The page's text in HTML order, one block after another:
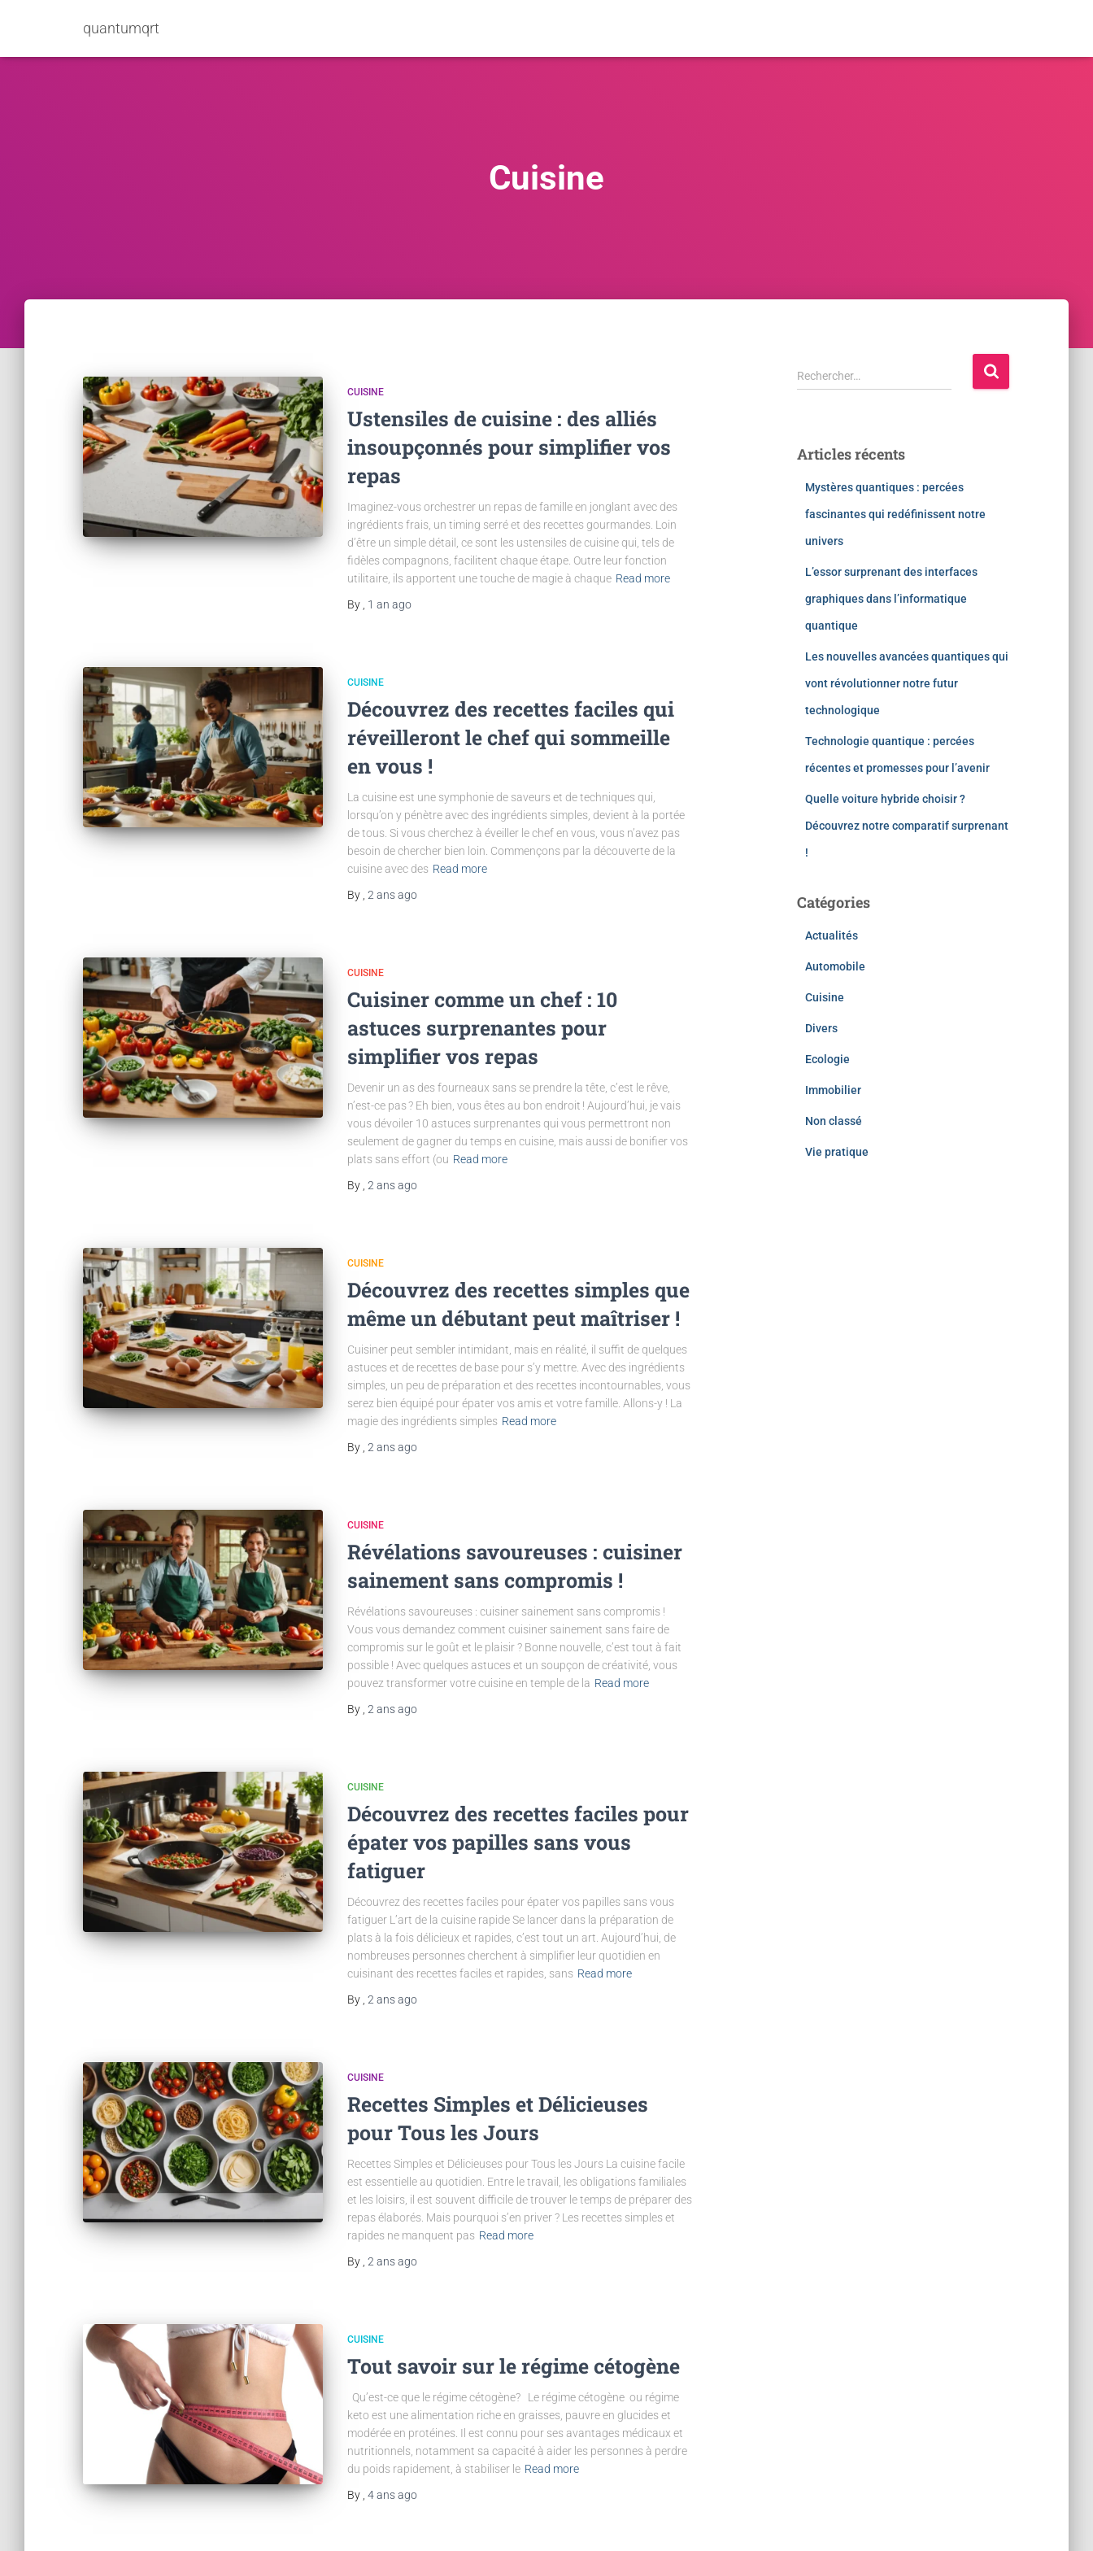
quantumqrt
Cuisine
CUISINE
Ustensiles de cuisine : des alliés
insoupçonnés pour simplifier vos
repas
Imaginez-vous orchestrer un repas de famille en jonglant avec des
ingrédients frais, un timing serré et des recettes gourmandes. Loin
d’être un simple détail, ce sont les ustensiles de cuisine qui, tels de
fidèles compagnons, facilitent chaque étape. Outre leur fonction
utilitaire, ils apportent une touche de magie à chaque Read more
By
1 an ago
CUISINE
Découvrez des recettes faciles qui
réveilleront le chef qui sommeille
en vous !
La cuisine est une symphonie de saveurs et de techniques qui,
lorsqu’on y pénètre avec des ingrédients simples, devient à la portée
de tous. Si vous cherchez à éveiller le chef en vous, vous n’avez pas
besoin de chercher bien loin. Commençons par la découverte de la
cuisine avec des Read more
By 2 ansago
CUISINE
Cuisiner comme un chef : 10
astuces surprenantes pour
simplifier vos repas
Devenir un as des fourneaux sans se prendre la tête, c’est le rêve,
n’est-ce pas ? Eh bien, vous êtes au bon endroit ! Aujourd’hui, je vais
vous dévoiler 10 astuces surprenantes qui vous permettront non
seulement de gagner du temps en cuisine, mais aussi de bonifier vos
plats sans effort (ou Read more
By 2 ansago
CUISINE
Découvrez des recettes simples que
même un débutant peut maîtriser !
Cuisiner peut sembler intimidant, mais en réalité, il suffit de quelques
astuces et de recettes de base pour s’y mettre. Avec des ingrédients
simples, un peu de préparation et des recettes incontournables, vous
serez bien équipé pour épater vos amis et votre famille. Allons-y ! La
magie des ingrédients simples Read more
By 2 ansago
CUISINE
Révélations savoureuses : cuisiner
sainement sans compromis !
Révélations savoureuses : cuisiner sainement sans compromis !
Vous vous demandez comment cuisiner sainement sans faire de
compromis sur le goût et le plaisir ? Bonne nouvelle, c’est tout à fait
possible ! Avec quelques astuces et un soupçon de créativité, vous
pouvez transformer votre cuisine en temple de la Read more
By 2 ansago
CUISINE
Découvrez des recettes faciles pour
épater vos papilles sans vous
fatiguer
Découvrez des recettes faciles pour épater vos papilles sans vous
fatiguer L’art de la cuisine rapide Se lancer dans la préparation de
plats à la fois délicieux et rapides, c’est tout un art. Aujourd’hui, de
nombreuses personnes cherchent à simplifier leur quotidien en
cuisinant des recettes faciles et rapides, sans Read more
By 2 ansago
CUISINE
Recettes Simples et Délicieuses
pour Tous les Jours
Recettes Simples et Délicieuses pour Tous les Jours La cuisine facile
est essentielle au quotidien. Entre le travail, les obligations familiales
et les loisirs, il est souvent difficile de trouver le temps de préparer des
repas élaborés. Mais pourquoi s’en priver ? Les recettes simples et
rapides ne manquent pas Read more
By 2 ansago
CUISINE
Tout savoir sur le régime cétogène
Qu’est-ce que le régime cétogène? Le régime cétogène ou régime
keto est une alimentation riche en graisses, pauvre en glucides et
modérée en protéines. Il est connu pour ses avantages médicaux et
nutritionnels, notamment sa capacité à aider les personnes à perdre
du poids rapidement, à stabiliser le Read more
By 4 ansago
Rechercher…
Articles récents
Mystères quantiques : percées
fascinantes qui redéfinissent notre
univers
L’essor surprenant des interfaces
graphiques dans l’informatique
quantique
Les nouvelles avancées quantiques qui
vont révolutionner notre futur
technologique
Technologie quantique : percées
récentes et promesses pour l’avenir
Quelle voiture hybride choisir ?
Découvrez notre comparatif surprenant
!
Catégories
Actualités
Automobile
Cuisine
Divers
Ecologie
Immobilier
Non classé
Vie pratique